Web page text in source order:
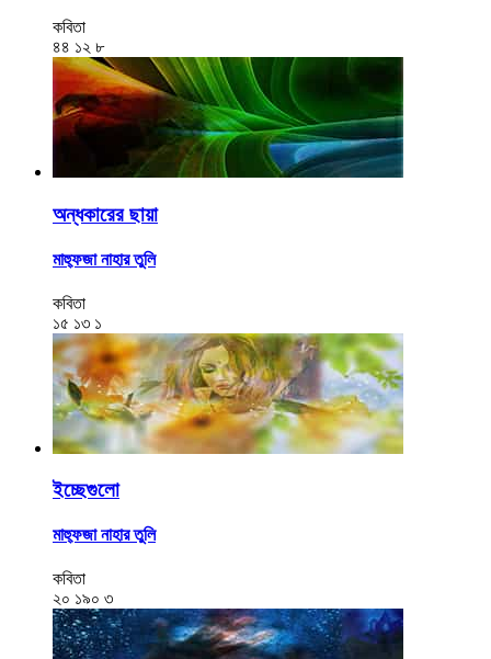
কবিতা
৪৪ ১২ ৮
অন্ধকারের ছায়া
মাহ্ফুজা নাহার তুলি
কবিতা
১৫ ১৩ ১
ইচ্ছেগুলো
মাহ্ফুজা নাহার তুলি
কবিতা
২০ ১৯০ ৩